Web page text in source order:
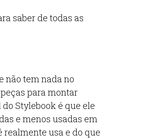
saber de todas as
não tem nada no
para montar
Stylebook é que ele
e menos usadas em
usa e do que